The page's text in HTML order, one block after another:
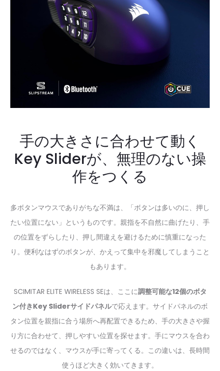
手の大きさに合わせて動く
Key Sliderが、無理のない操
作をつくる
多ボタンマウスでありがちな不満は、「ボタンは多いのに、押し
たい位置にない」というものです。親指を不自然に曲げたり、手
の位置をずらしたり、押し間違えを避けるために慎重になった
り。便利なはずのボタンが、かえって集中を邪魔してしまうこと
もあります。
SCIMITAR ELITE WIRELESS SEは、ここに調整可能な12個のボタ
ン付きKey Sliderサイドパネルで応えます。サイドパネルのボ
タン位置を親指に合う場所へ再配置できるため、手の大きさや握
り方に合わせて、押しやすい位置を探せます。手にマウスを合わ
せるのではなく、マウスが手に寄ってくる。この違いは、長時間
使うほど大きく効いてきます。